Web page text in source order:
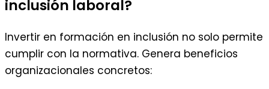
inclusión laboral?
Invertir en formación en inclusión no solo permite
cumplir con la normativa. Genera beneficios
organizacionales concretos: